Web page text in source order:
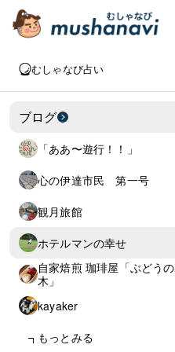
むしゃなび占い
ブログ
「ああ〜遊行！！」
心の伊達市民 第一号
観月旅館
ホテルマンの幸せ
自家焙煎 珈琲屋「ぶどうの
木」
kayaker
もっとみる